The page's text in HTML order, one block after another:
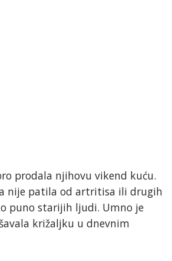
prodala njihovu vikend kuću.
nije patila od artritisa ili drugih
puno starijih ljudi. Umno je
križaljku u dnevnim